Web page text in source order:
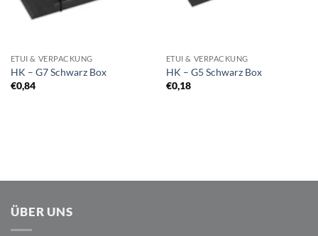
ETUI & VERPACKUNG
HK – G7 Schwarz Box
€0,84
ETUI & VERPACKUNG
HK – G5 Schwarz Box
€0,18
ÜBER UNS